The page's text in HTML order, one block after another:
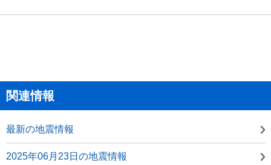
関連情報
最新の地震情報
2025年06月23日の地震情報